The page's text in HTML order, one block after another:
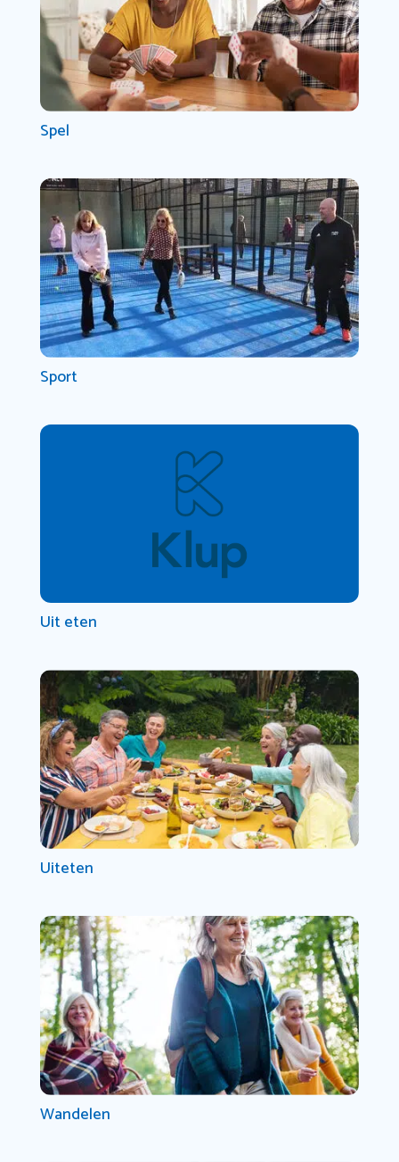
Spel
Sport
Uit eten
Uiteten
Wandelen